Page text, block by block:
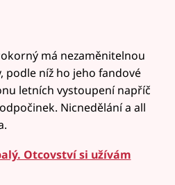
má nezaměnitelnou
podle níž ho jeho fandové
letních vystoupení napříč
Nicnedělání a all
Otcovství si užívám